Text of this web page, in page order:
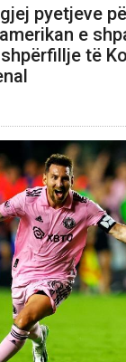
pyetjeve
e
të